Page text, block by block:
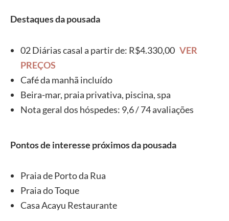
Destaques da pousada
02 Diárias casal a partir de: R$4.330,00 VER
PREÇOS
Café da manhã incluído
Beira-mar, praia privativa, piscina, spa
Nota geral dos hóspedes: 9,6 / 74 avaliações
Pontos de interesse próximos da pousada
Praia de Porto da Rua
Praia do Toque
Casa Acayu Restaurante